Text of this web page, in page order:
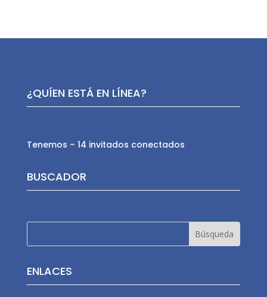
¿QUÍEN ESTÁ EN LÍNEA?
Tenemos – 14 invitados conectados
BUSCADOR
ENLACES